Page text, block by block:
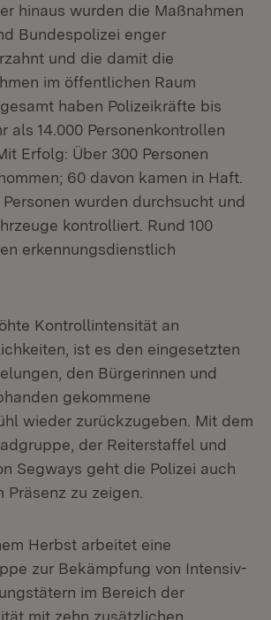
hinaus wurden die Maßnahmen
Bundespolizei enger
und die damit die
im öffentlichen Raum
haben Polizeikräfte bis
als 14.000 Personenkontrollen
Erfolg: Über 300 Personen
60 davon kamen in Haft.
wurden durchsucht und
kontrolliert. Rund 100
erkennungsdienstlich
Kontrollintensität an
ist es den eingesetzten
den Bürgerinnen und
gekommene
wieder zurückzugeben. Mit dem
der Reiterstaffel und
Segways geht die Polizei auch
Präsenz zu zeigen.
Herbst arbeitet eine
zur Bekämpfung von Intensiv-
im Bereich der
mit zehn zusätzlichen